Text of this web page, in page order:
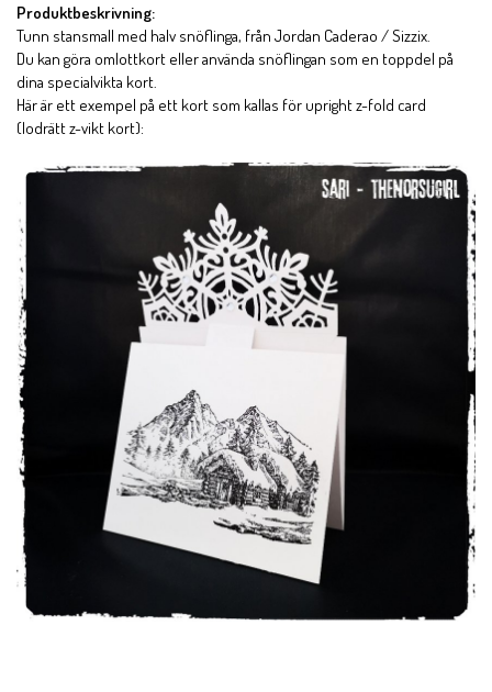
Produktbeskrivning:
Tunn stansmall med halv snöflinga, från Jordan Caderao / Sizzix.
Du kan göra omlottkort eller använda snöflingan som en toppdel på
dina specialvikta kort.
Här är ett exempel på ett kort som kallas för upright z-fold card
(lodrätt z-vikt kort):